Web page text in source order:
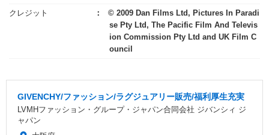
クレジット
© 2009 Dan Films Ltd, Pictures In Paradi
se Pty Ltd, The Pacific Film And Televis
ion Commission Pty Ltd and UK Film C
ouncil
GIVENCHY/ファッション/ラグジュアリー販売/福利厚生充実
LVMHファッション・グループ・ジャパン合同会社 ジバンシィ ジ
ャパン